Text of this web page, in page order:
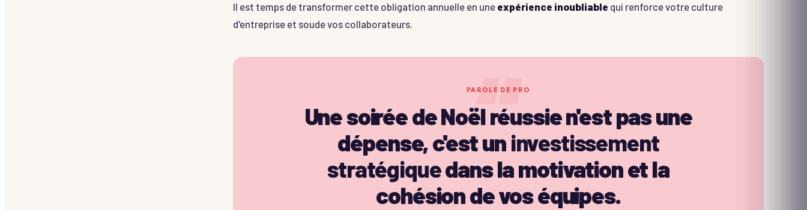
Il est temps de transformer cette obligation annuelle en une expérience inoubliable qui renforce votre culture
d'entreprise et soude vos collaborateurs.
“
PAROLE DE PRO
Une soirée de Noël réussie n'est pas une
dépense, c'est uninvestissement
stratégiquedans la motivation et la
cohésion de vos équipes.